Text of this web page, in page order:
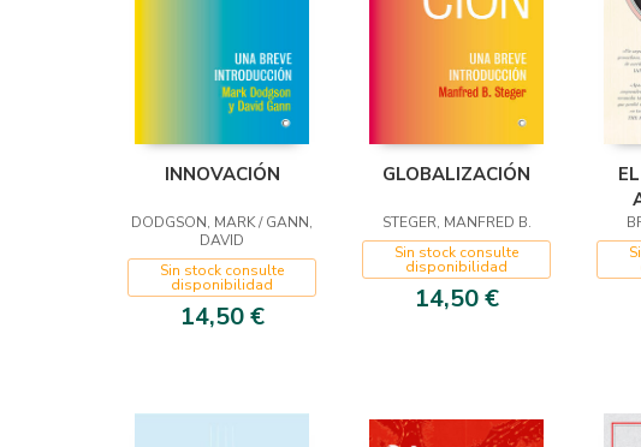
INNOVACIÓN
DODGSON, MARK / GANN,
DAVID
Sin stock consulte
disponibilidad
14,50 €
GLOBALIZACIÓN
STEGER, MANFRED B.
Sin stock consulte
disponibilidad
14,50 €